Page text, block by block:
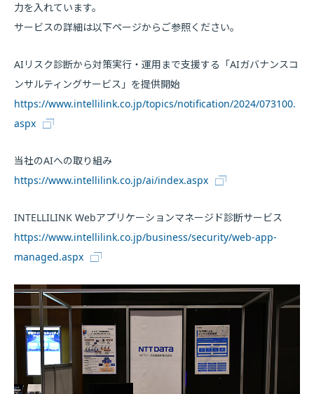
力を入れています。
サービスの詳細は以下ページからご参照ください。
AIリスク診断から対策実行・運用まで支援する「AIガバナンスコ
ンサルティングサービス」を提供開始
https://www.intellilink.co.jp/topics/notification/2024/073100.
aspx
当社のAIへの取り組み
https://www.intellilink.co.jp/ai/index.aspx
INTELLILINK Webアプリケーションマネージド診断サービス
https://www.intellilink.co.jp/business/security/web-app-
managed.aspx